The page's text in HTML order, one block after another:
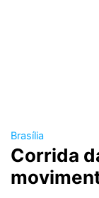
Brasília
Corrida